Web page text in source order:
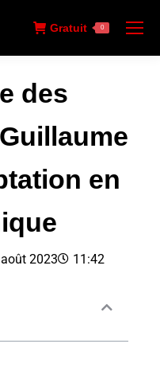
Gratuit 0
des
en
2023 11:42